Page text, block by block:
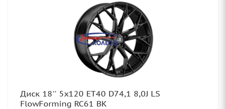
Диск 18'' 5x120 ET40 D74,1 8,0J LS
FlowForming RC61 BK